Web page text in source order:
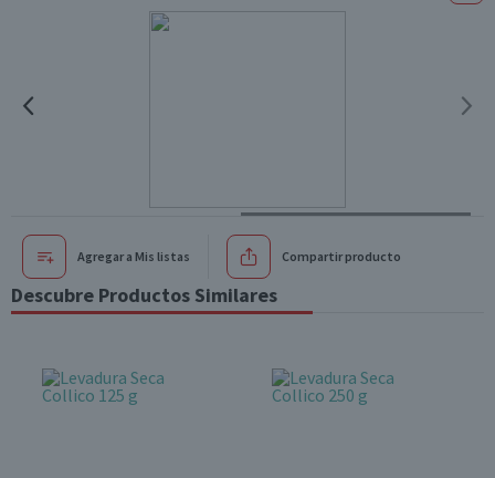
Agregar a Mis listas Compartir producto
Descubre Productos Similares